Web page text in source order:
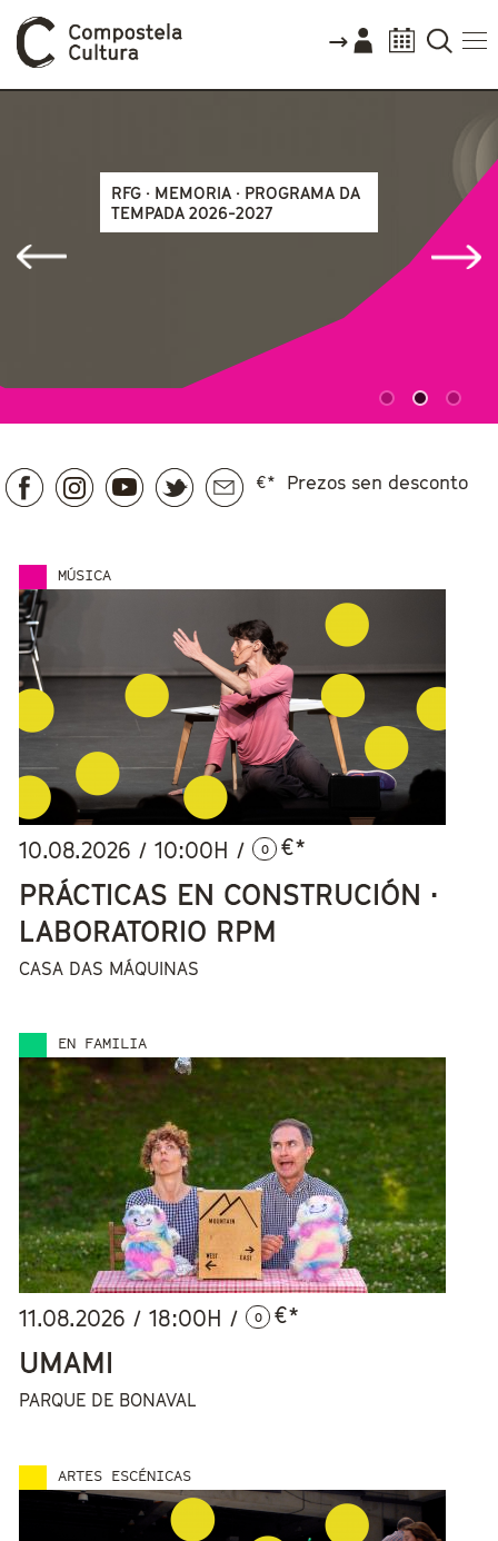
RFG · MEMORIA · PROGRAMA DA
TEMPADA 2026-2027
€* Prezos sen desconto
MÚSICA
10.08.2026 /10:00H / 0 €*
PRÁCTICAS EN CONSTRUCIÓN ·
LABORATORIO RPM
CASA DAS MÁQUINAS
EN FAMILIA
11.08.2026 /18:00H / 0 €*
UMAMI
PARQUE DE BONAVAL
ARTES ESCÉNICAS
Páxinas